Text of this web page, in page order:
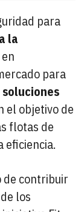
para
la
para
el objetivo de
flotas de
eficiencia.
de contribuir
los